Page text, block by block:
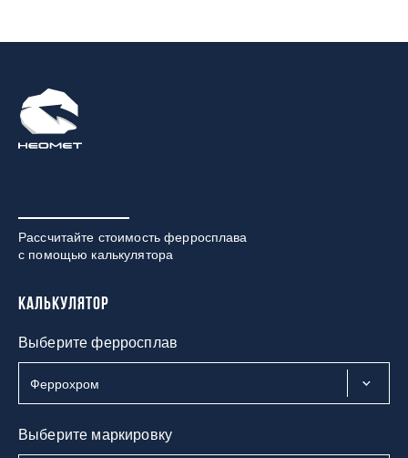
Рассчитайте стоимость ферросплава
с помощью калькулятора
Калькулятор
Выберите ферросплав
Выберите маркировку